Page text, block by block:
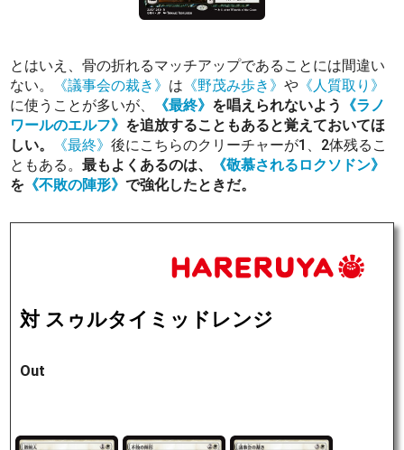
とはいえ、骨の折れるマッチアップであることには間違い
ない。
《議事会の裁き》 は 《野茂み歩き》や 《人質取り》
に使うことが多いが、
《最終》 を唱えられないよう
《ラノ
ワールのエルフ》 を追放することもあると覚えておいてほ
しい。
《最終》後にこちらのクリーチャーが1、2体残るこ
ともある。最もよくあるのは、
《敬慕されるロクソドン》
を 《不敗の陣形》で強化したときだ。
対 スゥルタイミッドレンジ
Out